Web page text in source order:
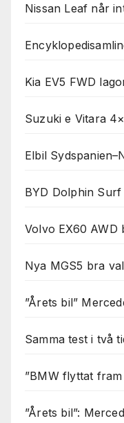
Nissan Leaf når
Kia EV5 FWD
Suzuki e Vitara
Elbil
BYD Dolphin
Volvo EX60 AWD
Nya MGS5 bra val
”Årets bil”
Samma test i två
”BMW flyttat
”Årets bil”: